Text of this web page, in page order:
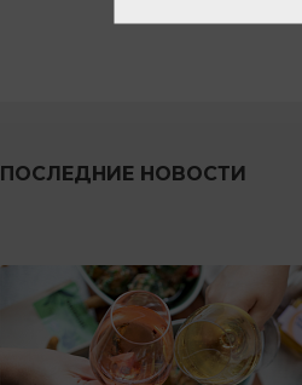
ПОСЛЕДНИЕ НОВОСТИ